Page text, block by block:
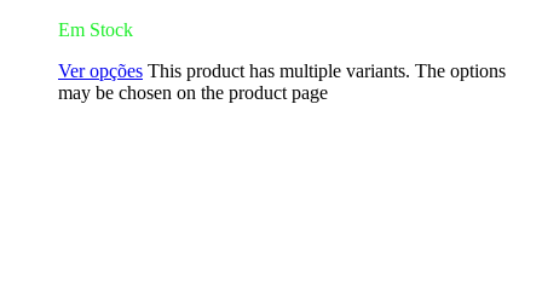
Em Stock
Ver opções This product has multiple variants. The options
may be chosen on the product page